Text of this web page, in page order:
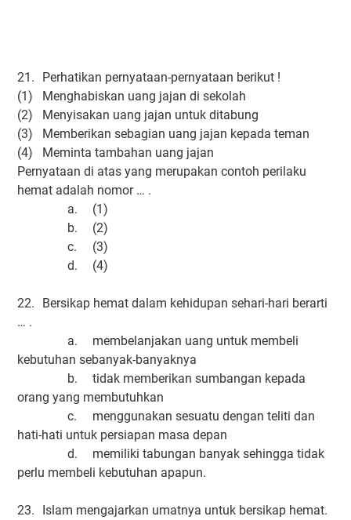
21.
Perhatikan pernyataan-pernyataan berikut !
(1)
Menghabiskan uang jajan di sekolah
(2)
Menyisakan uang jajan untuk ditabung
(3)
Memberikan sebagian uang jajan kepada teman
(4)
Meminta tambahan uang jajan
Pernyataan di atas yang merupakan contoh perilaku
hemat adalah nomor … .
a.
(1)
b.
(2)
c.
(3)
d.
(4)
22.
Bersikap hemat dalam kehidupan sehari-hari berarti
… .
a.
membelanjakan uang untuk membeli
kebutuhan sebanyak-banyaknya
b.
tidak memberikan sumbangan kepada
orang yang membutuhkan
c.
menggunakan sesuatu dengan teliti dan
hati-hati untuk persiapan masa depan
d.
memiliki tabungan banyak sehingga tidak
perlu membeli kebutuhan apapun.
23.
Islam mengajarkan umatnya untuk bersikap hemat.